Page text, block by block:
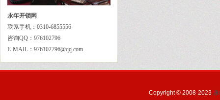
永年开锁网
联系手机：0310-6855556
咨询QQ：976102796
E-MAIL：976102796@qq.com
Copyright © 2008-2023